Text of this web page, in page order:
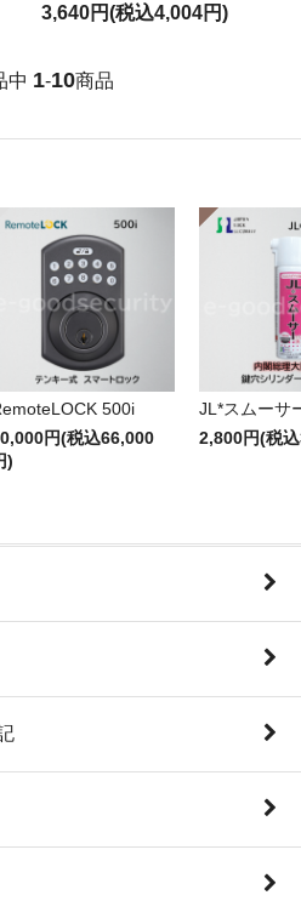
3,640円(税込4,004円)
中 1-10商品
500i
円(税込66,000
)
JL*スムーサ
2,800円(税